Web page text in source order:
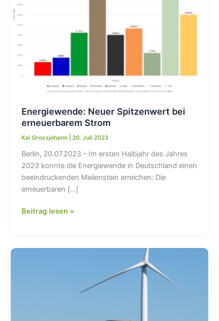
Energiewende: Neuer Spitzenwert bei
erneuerbarem Strom
Kai Grossjohann |20. Juli 2023
Berlin, 20.07.2023 – Im ersten Halbjahr des Jahres
2023 konnte die Energiewende in Deutschland einen
beeindruckenden Meilenstein erreichen: Die
erneuerbaren […]
Energiewende:
bei
Beitrag lesen »